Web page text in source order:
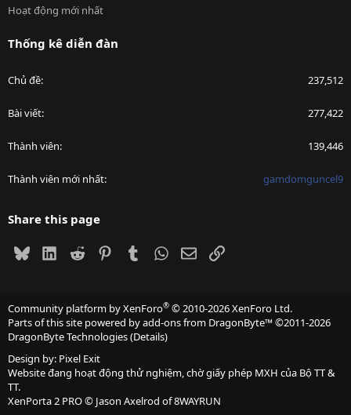
Hoạt động mới nhất
Thống kê diễn đàn
Chủ đề 237,512
Bài viết 277,422
Thành viên 139,446
Thành viên mới nhất gamdomguncel9
Share this page
BlueskyLinkedIn
Reddit PinterestTumblrWhatsApp
EmailLink
Community platform by XenForo® © 2010-2026 XenForo Ltd.
Parts of this site powered byadd-ons from DragonByte™©2011-2026
DragonByte Technologies(Details)
Design by: Pixel Exit
Website đang hoạt động thử nghiệm, chờ giấy phép MXH của Bộ TT &
TT.
XenPorta 2 PRO© Jason Axelrod of8WAYRUN